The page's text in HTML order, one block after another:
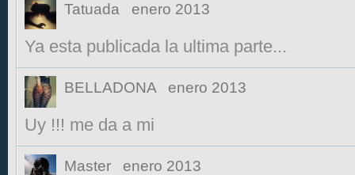
Tatuada enero 2013
Ya esta publicada la ultima parte...
BELLADONA enero 2013
Uy !!! me da a mi
Master enero 2013